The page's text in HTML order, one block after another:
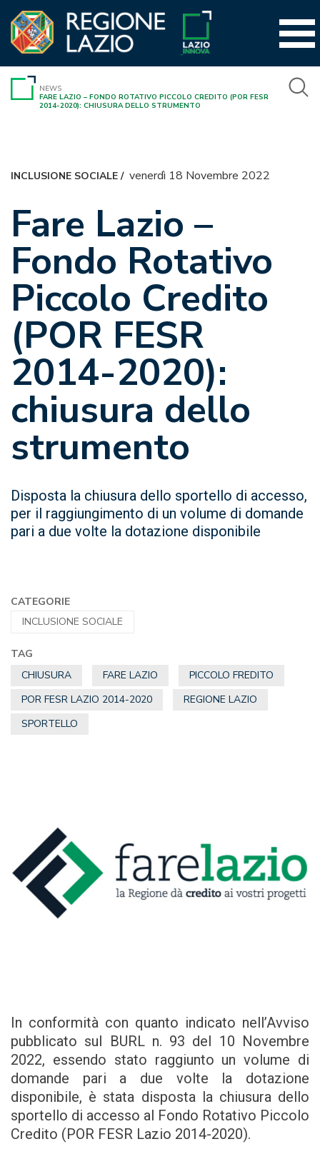
contenuto
NEWS
FARE LAZIO – FONDO ROTATIVO PICCOLO CREDITO (POR FESR
2014-2020): CHIUSURA DELLO STRUMENTO
INCLUSIONE SOCIALE/ venerdì 18 Novembre 2022
Fare Lazio –
Fondo Rotativo
Piccolo Credito
(POR FESR
2014-2020):
chiusura dello
strumento
Disposta la chiusura dello sportello di accesso,
per il raggiungimento di un volume di domande
pari a due volte la dotazione disponibile
CATEGORIE
INCLUSIONE SOCIALE
TAG
CHIUSURA
FARE LAZIO
PICCOLO FREDITO
POR FESR LAZIO 2014-2020
REGIONE LAZIO
SPORTELLO
In conformità con quanto indicato nell’Avviso
pubblicato sul BURL n. 93 del 10 Novembre
2022, essendo stato raggiunto un volume di
domande pari a due volte la dotazione
disponibile, è stata disposta la chiusura dello
sportello di accesso al Fondo Rotativo Piccolo
Credito (POR FESR Lazio 2014-2020).